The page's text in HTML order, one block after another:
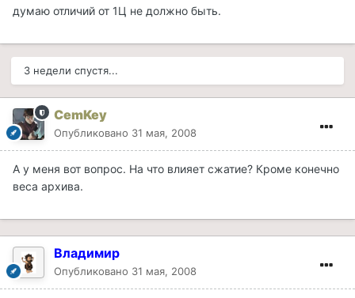
думаю отличий от 1Ц не должно быть.
3 недели спустя...
CemKey
Опубликовано 31 мая, 2008
А у меня вот вопрос. На что влияет сжатие? Кроме конечно
веса архива.
Владимир
Опубликовано 31 мая, 2008